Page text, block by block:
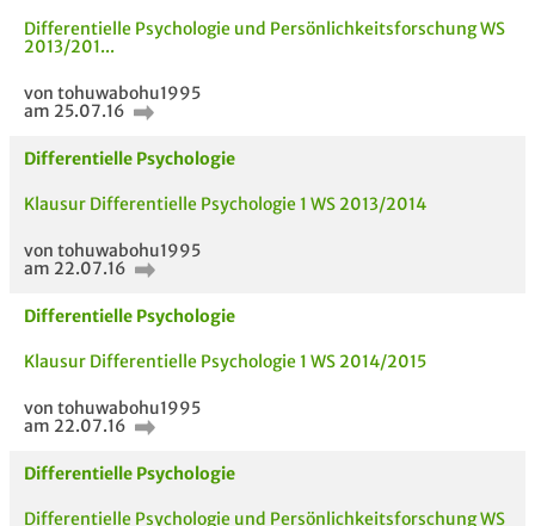
AUCH IM MODUL
TITEL DER
UNTERLAGE
Differentielle Psychologie und Persönlichkeitsforschung WS
2013/201...
von tohuwabohu1995
am 25.07.16
Differentielle Psychologie
Klausur Differentielle Psychologie 1 WS 2013/2014
von tohuwabohu1995
am 22.07.16
Differentielle Psychologie
Klausur Differentielle Psychologie 1 WS 2014/2015
von tohuwabohu1995
am 22.07.16
Differentielle Psychologie
Differentielle Psychologie und Persönlichkeitsforschung WS